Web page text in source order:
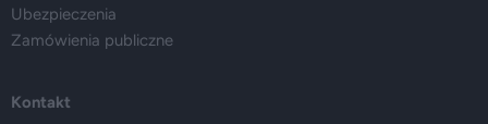
Ubezpieczenia
Zamówienia publiczne
Kontakt